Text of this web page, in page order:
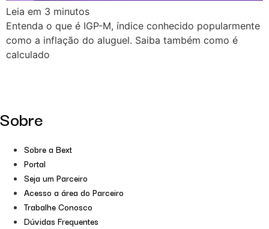
Leia em 3 minutos
Entenda o que é IGP-M, índice conhecido popularmente
como a inflação do aluguel. Saiba também como é
calculado
Sobre
Sobre a Bext
Portal
Seja um Parceiro
Acesso a área do Parceiro
Trabalhe Conosco
Dúvidas Frequentes